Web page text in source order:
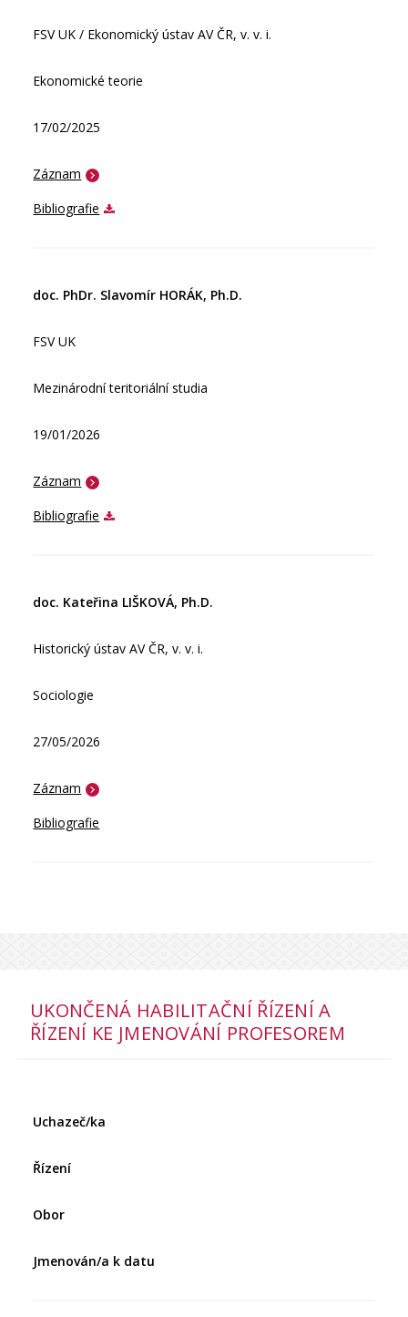
FSV UK / Ekonomický ústav AV ČR, v. v. i.
Ekonomické teorie
17/02/2025
Záznam
Bibliografie
doc. PhDr. Slavomír HORÁK, Ph.D.
FSV UK
Mezinárodní teritoriální studia
19/01/2026
Záznam
Bibliografie
doc. Kateřina LIŠKOVÁ, Ph.D.
Historický ústav AV ČR, v. v. i.
Sociologie
27/05/2026
Záznam
Bibliografie
UKONČENÁ HABILITAČNÍ ŘÍZENÍ A
ŘÍZENÍ KE JMENOVÁNÍ PROFESOREM
Uchazeč/ka
Řízení
Obor
Jmenován/a k datu